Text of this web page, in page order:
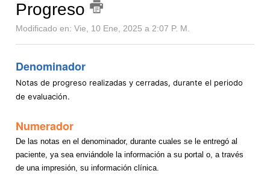
Progreso
Modificado en: Vie, 10 Ene, 2025 a 2:07 P. M.
Denominador
Notas de progreso realizadas y cerradas, durante el periodo
de evaluación.
Numerador
De las notas en el denominador, durante cuales se le entregó al
paciente, ya sea enviándole la información a su portal o, a través
de una impresión, su información clínica.